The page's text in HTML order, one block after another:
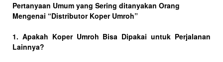
Pertanyaan Umum yang Sering ditanyakan Orang
Mengenai “Distributor Koper Umroh”
1. Apakah Koper Umroh Bisa Dipakai untuk Perjalanan
Lainnya?